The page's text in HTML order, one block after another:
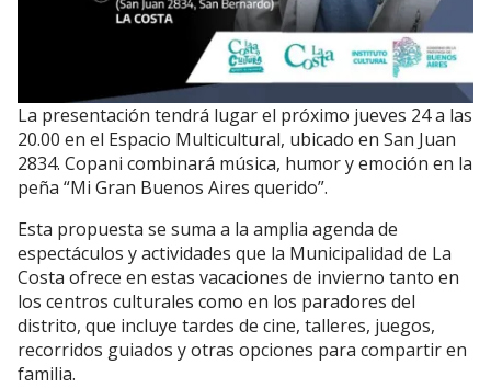
La presentación tendrá lugar el próximo jueves 24 a las
20.00 en el Espacio Multicultural, ubicado en San Juan
2834. Copani combinará música, humor y emoción en la
peña “Mi Gran Buenos Aires querido”.
Esta propuesta se suma a la amplia agenda de
espectáculos y actividades que la Municipalidad de La
Costa ofrece en estas vacaciones de invierno tanto en
los centros culturales como en los paradores del
distrito, que incluye tardes de cine, talleres, juegos,
recorridos guiados y otras opciones para compartir en
familia.